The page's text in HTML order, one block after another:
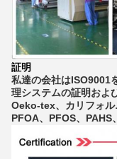
証明
私達の会社はISO9001
理システムの証明およ
Oeko-tex、カリフォル
PFOA、PFOS、PAHS